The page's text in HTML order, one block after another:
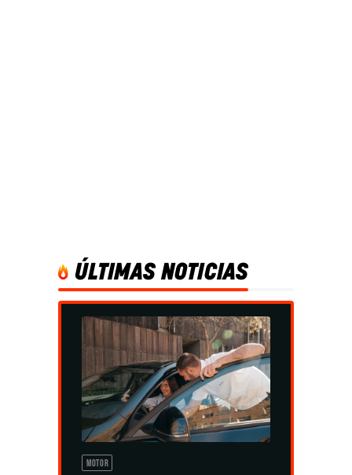
ÚLTIMAS NOTICIAS
MOTOR